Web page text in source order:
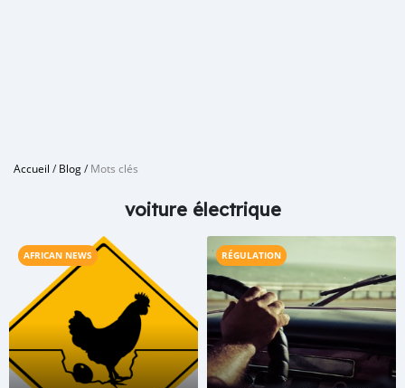
Accueil /Blog/Mots clés
voiture électrique
AFRICAN NEWS RÉGULATION